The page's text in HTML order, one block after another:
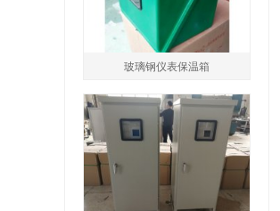
玻璃钢仪表保温箱